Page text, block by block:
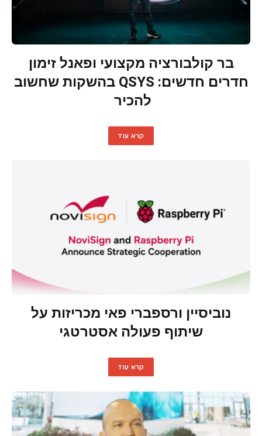
בר קולבורציה מקצועי ופאנל זימון
חדרים חדשים: QSYS בהשקות שחשוב
להכיר
קרא עוד
נוביסיין ורספברי פאי מכריזות על
שיתוף פעולה אסטרטגי
קרא עוד